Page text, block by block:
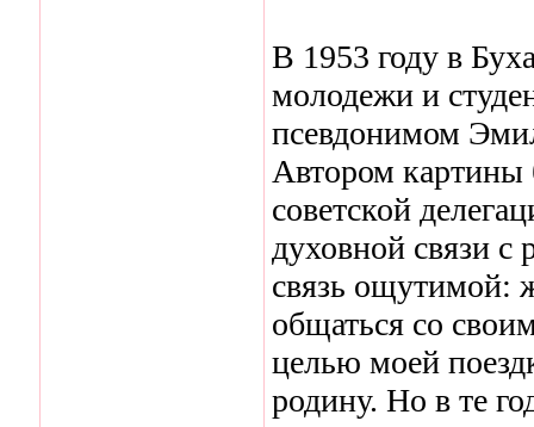
В 1953 году в
молодежи и
псевдонимом
Автором картины
советской
духовной связи с
связь ощутимой:
общаться со
целью моей
родину. Но в те